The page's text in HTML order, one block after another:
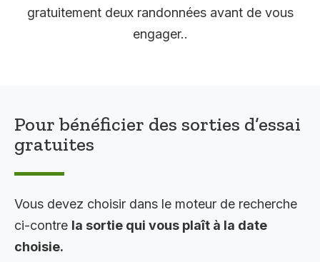
gratuitement deux randonnées avant de vous
engager..
Pour bénéficier des sorties d’essai
gratuites
Vous devez choisir dans le moteur de recherche
ci-contre la sortie qui vous plaît à la date
choisie.